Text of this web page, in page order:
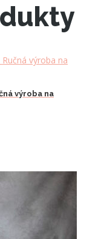
výroba na